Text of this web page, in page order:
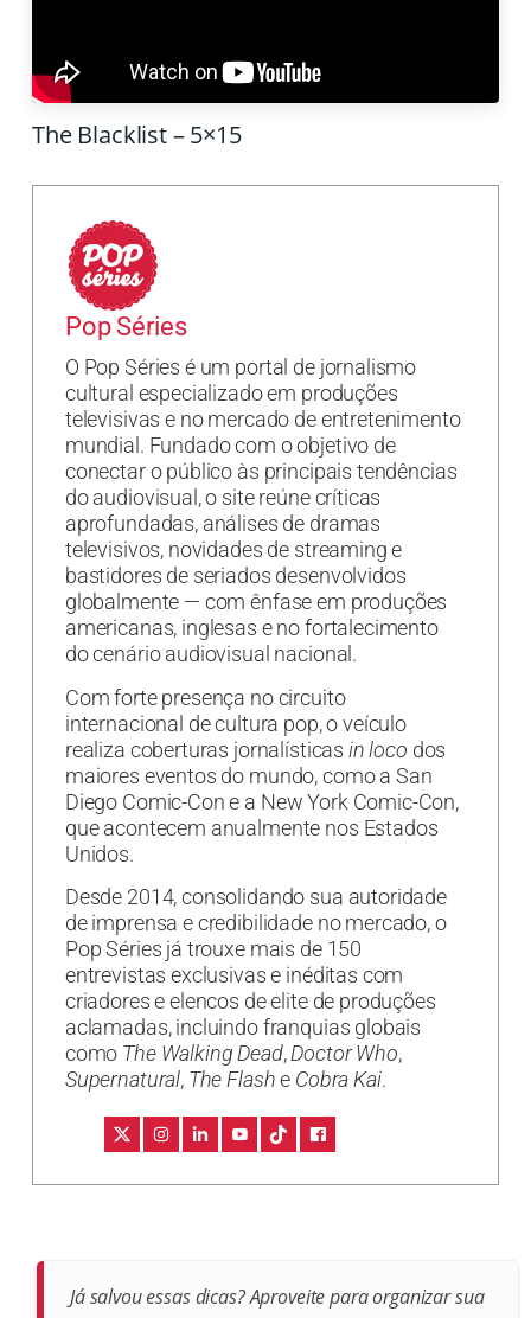
The Blacklist – 5×15
Pop Séries
O Pop Séries é um portal de jornalismo
cultural especializado em produções
televisivas e no mercado de entretenimento
mundial. Fundado com o objetivo de
conectar o público às principais tendências
do audiovisual, o site reúne críticas
aprofundadas, análises de dramas
televisivos, novidades de streaming e
bastidores de seriados desenvolvidos
globalmente — com ênfase em produções
americanas, inglesas e no fortalecimento
do cenário audiovisual nacional.
Com forte presença no circuito
internacional de cultura pop, o veículo
realiza coberturas jornalísticas in loco dos
maiores eventos do mundo, como a San
Diego Comic-Con e a New York Comic-Con,
que acontecem anualmente nos Estados
Unidos.
Desde 2014, consolidando sua autoridade
de imprensa e credibilidade no mercado, o
Pop Séries já trouxe mais de 150
entrevistas exclusivas e inéditas com
criadores e elencos de elite de produções
aclamadas, incluindo franquias globais
como The Walking Dead,Doctor Who,
Supernatural, The Flashe Cobra Kai.
Já salvou essas dicas? Aproveite para organizar sua